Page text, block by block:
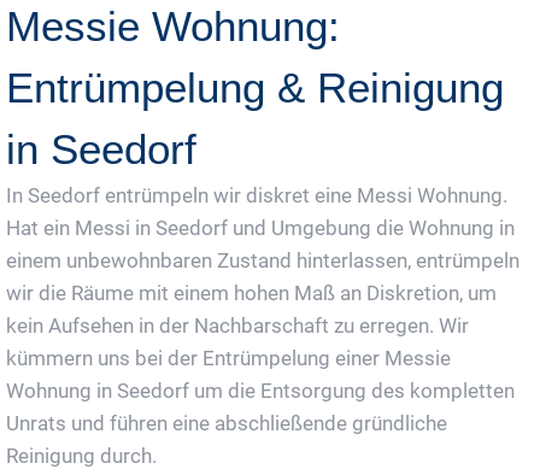
Messie Wohnung:
Entrümpelung & Reinigung
in Seedorf
In Seedorf entrümpeln wir diskret eine Messi Wohnung.
Hat ein Messi in Seedorf und Umgebung die Wohnung in
einem unbewohnbaren Zustand hinterlassen, entrümpeln
wir die Räume mit einem hohen Maß an Diskretion, um
kein Aufsehen in der Nachbarschaft zu erregen. Wir
kümmern uns bei der Entrümpelung einer Messie
Wohnung in Seedorf um die Entsorgung des kompletten
Unrats und führen eine abschließende gründliche
Reinigung durch.